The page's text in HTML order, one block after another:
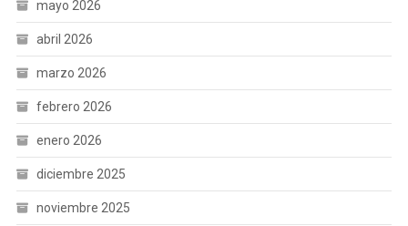
mayo 2026
abril 2026
marzo 2026
febrero 2026
enero 2026
diciembre 2025
noviembre 2025